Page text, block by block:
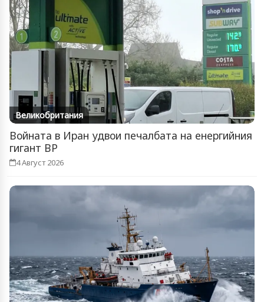
Великобритания
Войната в Иран удвои печалбата на енергийния
гигант BP
4 Август 2026